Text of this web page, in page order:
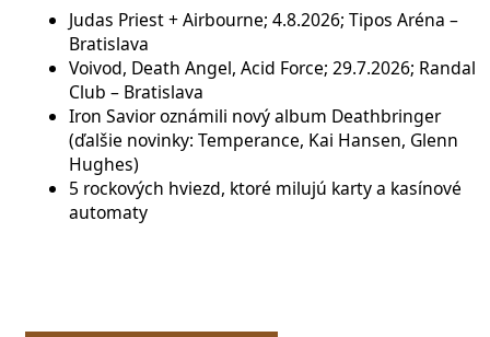
Judas Priest + Airbourne; 4.8.2026; Tipos Aréna –
Bratislava
Voivod, Death Angel, Acid Force; 29.7.2026; Randal
Club – Bratislava
Iron Savior oznámili nový album Deathbringer
(ďalšie novinky: Temperance, Kai Hansen, Glenn
Hughes)
5 rockových hviezd, ktoré milujú karty a kasínové
automaty